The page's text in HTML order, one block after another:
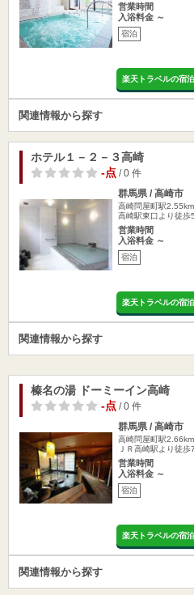
営業時間
入浴料金 ～
宿泊
楽天トラベルの宿
関連情報から探す
ホテル１－２－３高崎
-点/ 0 件
群馬県 / 高崎市
高崎問屋町駅2.55km
高崎駅東口より徒
営業時間
入浴料金 ～
宿泊
楽天トラベルの宿
関連情報から探す
榛名の湯 ドーミーイン高崎
-点/ 0 件
群馬県 / 高崎市
高崎問屋町駅2.66km
ＪＲ高崎駅より徒歩
営業時間
入浴料金 ～
宿泊
楽天トラベルの宿
関連情報から探す